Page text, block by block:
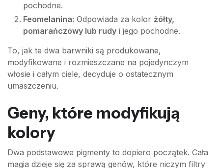
pochodne.
Feomelanina: Odpowiada za kolor żółty,
pomarańczowy lub rudy i jego pochodne.
To, jak te dwa barwniki są produkowane,
modyfikowane i rozmieszczane na pojedynczym
włosie i całym ciele, decyduje o ostatecznym
umaszczeniu.
Geny, które modyfikują
kolory
Dwa podstawowe pigmenty to dopiero początek. Cała
magia dzieje się za sprawą genów, które niczym filtry